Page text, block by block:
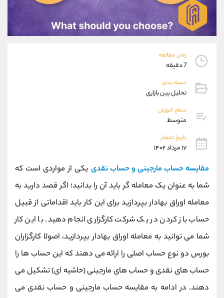
زمان مطالعه
7 دقیقه
دسته بندی
تحلیل بین بازاری
سطح آموزش
متوسط
تاریخ انتشار
۱۷ مرداد ۱۴۰۲
مقایسه حساب مارجینی و حساب نقدی یکی از مواردی است که
شما به عنوان یک معامله گر باید آن را بدانید؛ اگر قصد دارید به
معامله اوراق بهادار بپردازید برای این کار باید اقداماتی از قبیل
حساب باز کردن در یک شرکت کارگزاری انجام دهید. با این کار
شما می توانید به معامله اوراق بهادار بپردازید، اصولا کارگزاران
بورس دو نوع حساب اصلی را ارائه می ‌دهند که این حساب ها را
حساب‌ های نقدی و حساب‌ های مارجینی (حاشیه ‌ای) تشکیل می
دهند. در ادامه به مقایسه حساب مارجینی و حساب نقدی می
09927779040
واتساپ
تلگرام @Armteam_admin_por
پشتیبان فروش
موبایل
واتساپ
داخلی
اطلاعات تماس (دفتر فروش)
تلفن 021-22021030
بدون پیش شماره 90001030
اینستاگرام @alireza.mehrabii
کانال تلگرام @alirezamehrabi_com